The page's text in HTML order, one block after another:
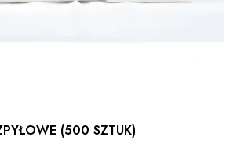
(500 SZTUK)